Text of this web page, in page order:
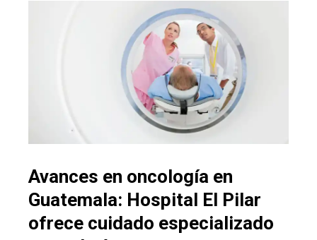
Avances en oncología en
Guatemala: Hospital El Pilar
ofrece cuidado especializado